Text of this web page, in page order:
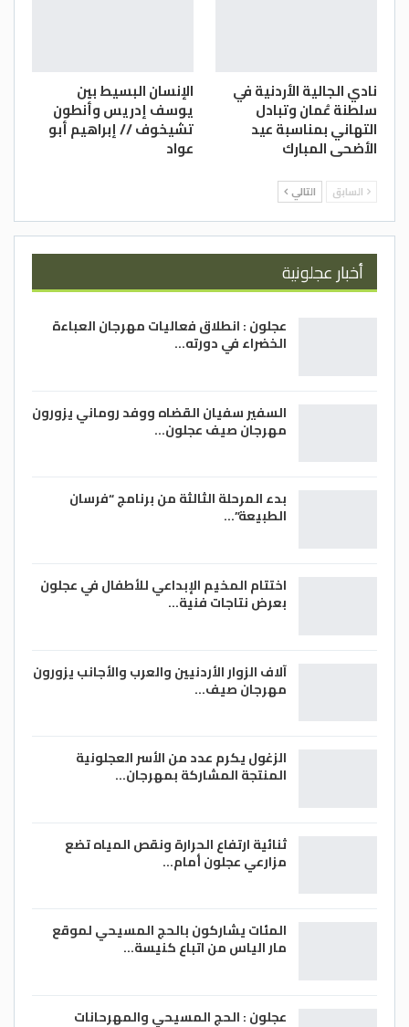
نادي الجالية الأردنية في
سلطنة عُمان وتبادل
التهاني بمناسبة عيد
الأضحى المبارك
الإنسان البسيط بين
يوسف إدريس وأنطون
تشيخوف // إبراهيم أبو
عواد
السابق التالي
أخبار عجلونية
عجلون : انطلاق فعاليات مهرجان العباءة
الخضراء في دورته…
السفير سفيان القضاه ووفد روماني يزورون
مهرجان صيف عجلون…
بدء المرحلة الثالثة من برنامج “فرسان
الطبيعة”…
اختتام المخيم الإبداعي للأطفال في عجلون
بعرض نتاجات فنية…
آلاف الزوار الأردنيين والعرب والأجانب يزورون
مهرجان صيف…
الزغول يكرم عدد من الأسر العجلونية
المنتجة المشاركة بمهرجان…
ثنائية ارتفاع الحرارة ونقص المياه تضع
مزارعي عجلون أمام…
المئات يشاركون بالحج المسيحي لموقع
مار الياس من اتباع كنيسة…
عجلون : الحج المسيحي والمهرحانات